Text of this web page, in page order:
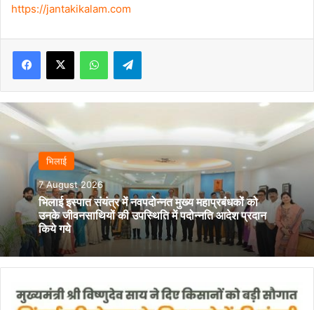
https://jantakikalam.com
Facebook
X WhatsAppTelegram
भिलाई
7 August 2026
भिलाई इस्पात संयंत्र में नवपदोन्नत मुख्य महाप्रबंधकों को
उनके जीवनसाथियों की उपस्थिति में पदोन्नति आदेश प्रदान
किये गये
मुख्यमंत्री
विष्णुदेव